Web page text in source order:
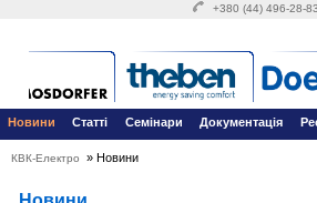
+380 (44) 496-28-
Новини Статті Семінари Документація
КВК-Електро » Новини